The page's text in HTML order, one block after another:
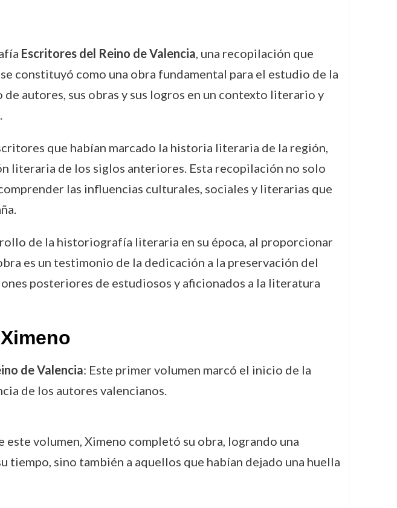
Escritores del Reino de Valencia, una recopilación que
constituyó como una obra fundamental para el estudio de la
autores, sus obras y sus logros en un contexto literario y
que habían marcado la historia literaria de la región,
de los siglos anteriores. Esta recopilación no solo
las influencias culturales, sociales y literarias que
de la historiografía literaria en su época, al proporcionar
es un testimonio de la dedicación a la preservación del
posteriores de estudiosos y aficionados a la literatura
de Valencia: Este primer volumen marcó el inicio de la
de los autores valencianos.
este volumen, Ximeno completó su obra, logrando una
tiempo, sino también a aquellos que habían dejado una huella